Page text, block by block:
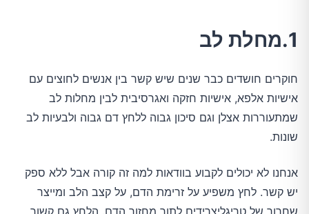
1.מחלת לב
חוקרים חושדים כבר שנים שיש קשר בין אנשים לחוצים עם
אישיות אלפא, אישיות חזקה ואגרסיבית לבין מחלות לב
שמתעוררות אצלן וגם סיכון גבוה ללחץ דם גבוה ולבעיות לב
שונות.
אנחנו לא יכולים לקבוע בוודאות למה זה קורה אבל ללא ספק
יש קשר. לחץ משפיע על זרימת הדם, על קצב הלב ומייצר
שחרור של טריגליצרידים לתוך מחזור הדם. הלחץ גם קשור